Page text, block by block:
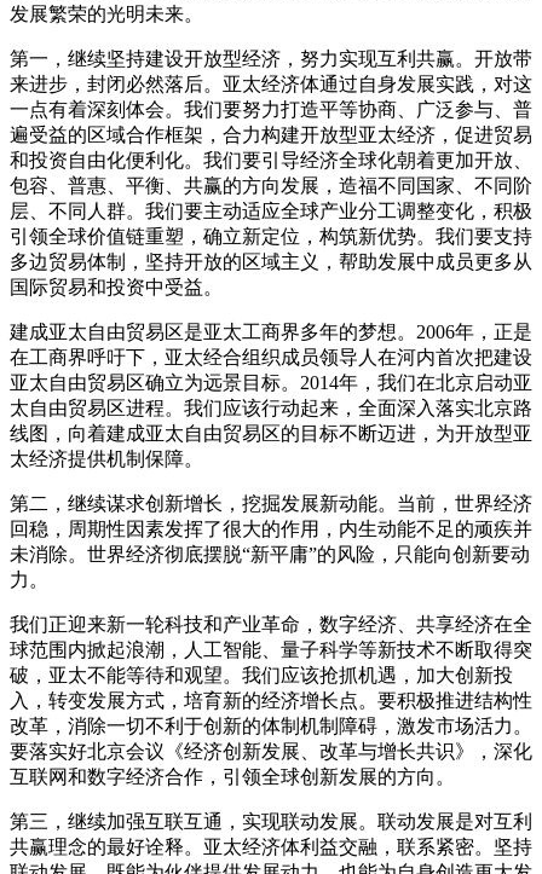
发展繁荣的光明未来。
第一，继续坚持建设开放型经济，努力实现互利共赢。开放带
来进步，封闭必然落后。亚太经济体通过自身发展实践，对这
一点有着深刻体会。我们要努力打造平等协商、广泛参与、普
遍受益的区域合作框架，合力构建开放型亚太经济，促进贸易
和投资自由化便利化。我们要引导经济全球化朝着更加开放、
包容、普惠、平衡、共赢的方向发展，造福不同国家、不同阶
层、不同人群。我们要主动适应全球产业分工调整变化，积极
引领全球价值链重塑，确立新定位，构筑新优势。我们要支持
多边贸易体制，坚持开放的区域主义，帮助发展中成员更多从
国际贸易和投资中受益。
建成亚太自由贸易区是亚太工商界多年的梦想。2006年，正是
在工商界呼吁下，亚太经合组织成员领导人在河内首次把建设
亚太自由贸易区确立为远景目标。2014年，我们在北京启动亚
太自由贸易区进程。我们应该行动起来，全面深入落实北京路
线图，向着建成亚太自由贸易区的目标不断迈进，为开放型亚
太经济提供机制保障。
第二，继续谋求创新增长，挖掘发展新动能。当前，世界经济
回稳，周期性因素发挥了很大的作用，内生动能不足的顽疾并
未消除。世界经济彻底摆脱“新平庸”的风险，只能向创新要动
力。
我们正迎来新一轮科技和产业革命，数字经济、共享经济在全
球范围内掀起浪潮，人工智能、量子科学等新技术不断取得突
破，亚太不能等待和观望。我们应该抢抓机遇，加大创新投
入，转变发展方式，培育新的经济增长点。要积极推进结构性
改革，消除一切不利于创新的体制机制障碍，激发市场活力。
要落实好北京会议《经济创新发展、改革与增长共识》，深化
互联网和数字经济合作，引领全球创新发展的方向。
第三，继续加强互联互通，实现联动发展。联动发展是对互利
共赢理念的最好诠释。亚太经济体利益交融，联系紧密。坚持